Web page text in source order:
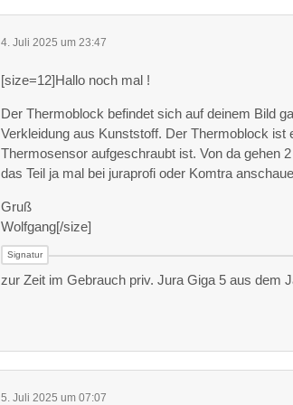
4. Juli 2025 um 23:47
[size=12]Hallo noch mal !
Der Thermoblock befindet sich auf deinem Bild
Verkleidung aus Kunststoff. Der Thermoblock ist
Thermosensor aufgeschraubt ist. Von da gehen
das Teil ja mal bei juraprofi oder Komtra
Gruß
Wolfgang[/size]
zur Zeit im Gebrauch priv. Jura Giga 5 aus dem
5. Juli 2025 um 07:07